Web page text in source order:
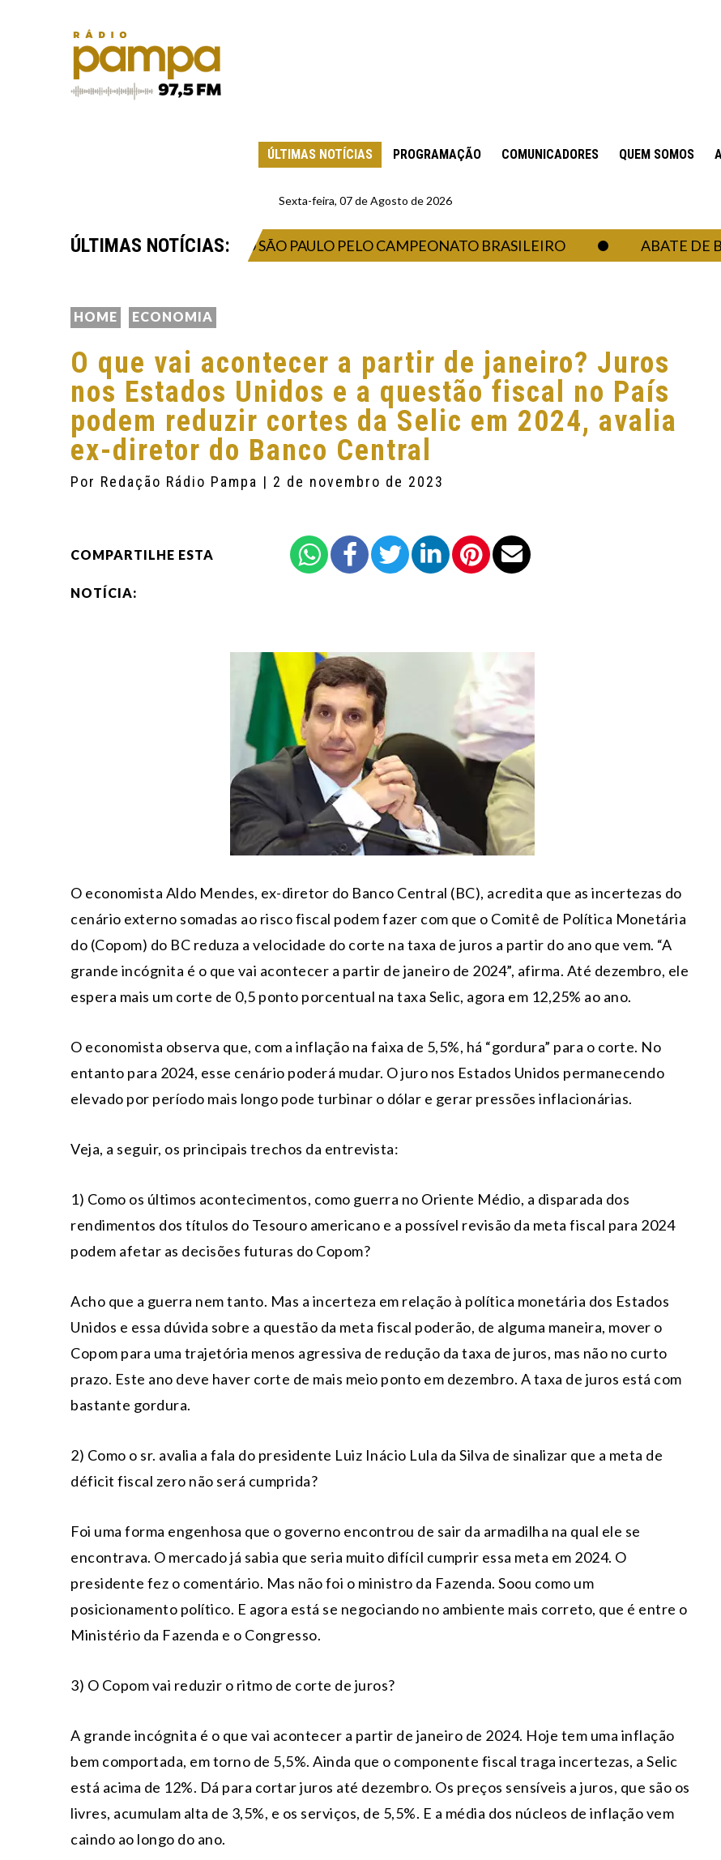
ÚLTIMAS NOTÍCIAS PROGRAMAÇÃO COMUNICADORES QUEM SOMOS
Sexta-feira, 07 de Agosto de 2026
ÚLTIMAS NOTÍCIAS:
PARA ENFRENTAR O SÃO PAULO PELO CAMPEONATO BRASILEIRO ABATE DE
HOME ECONOMIA
O que vai acontecer a partir de janeiro? Juros
nos Estados Unidos e a questão fiscal no País
podem reduzir cortes da Selic em 2024, avalia
ex-diretor do Banco Central
Por Redação Rádio Pampa | 2 de novembro de 2023
COMPARTILHE ESTA
NOTÍCIA:
O economista Aldo Mendes, ex-diretor do Banco Central (BC), acredita que as incertezas do
cenário externo somadas ao risco fiscal podem fazer com que o Comitê de Política Monetária
do (Copom) do BC reduza a velocidade do corte na taxa de juros a partir do ano que vem. “A
grande incógnita é o que vai acontecer a partir de janeiro de 2024”, afirma. Até dezembro, ele
espera mais um corte de 0,5 ponto porcentual na taxa Selic, agora em 12,25% ao ano.
O economista observa que, com a inflação na faixa de 5,5%, há “gordura” para o corte. No
entanto para 2024, esse cenário poderá mudar. O juro nos Estados Unidos permanecendo
elevado por período mais longo pode turbinar o dólar e gerar pressões inflacionárias.
Veja, a seguir, os principais trechos da entrevista:
1) Como os últimos acontecimentos, como guerra no Oriente Médio, a disparada dos
rendimentos dos títulos do Tesouro americano e a possível revisão da meta fiscal para 2024
podem afetar as decisões futuras do Copom?
Acho que a guerra nem tanto. Mas a incerteza em relação à política monetária dos Estados
Unidos e essa dúvida sobre a questão da meta fiscal poderão, de alguma maneira, mover o
Copom para uma trajetória menos agressiva de redução da taxa de juros, mas não no curto
prazo. Este ano deve haver corte de mais meio ponto em dezembro. A taxa de juros está com
bastante gordura.
2) Como o sr. avalia a fala do presidente Luiz Inácio Lula da Silva de sinalizar que a meta de
déficit fiscal zero não será cumprida?
Foi uma forma engenhosa que o governo encontrou de sair da armadilha na qual ele se
encontrava. O mercado já sabia que seria muito difícil cumprir essa meta em 2024. O
presidente fez o comentário. Mas não foi o ministro da Fazenda. Soou como um
posicionamento político. E agora está se negociando no ambiente mais correto, que é entre o
Ministério da Fazenda e o Congresso.
3) O Copom vai reduzir o ritmo de corte de juros?
A grande incógnita é o que vai acontecer a partir de janeiro de 2024. Hoje tem uma inflação
bem comportada, em torno de 5,5%. Ainda que o componente fiscal traga incertezas, a Selic
está acima de 12%. Dá para cortar juros até dezembro. Os preços sensíveis a juros, que são os
livres, acumulam alta de 3,5%, e os serviços, de 5,5%. E a média dos núcleos de inflação vem
caindo ao longo do ano.